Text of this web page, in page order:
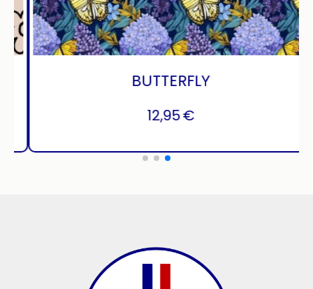
GRUNGE LINE
12,95€